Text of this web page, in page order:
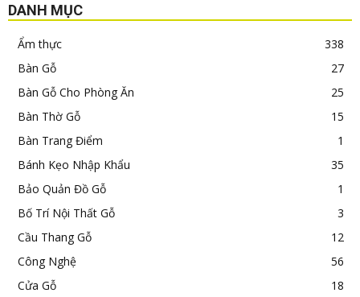
DANH MỤC
Ẩm thực
338
Bàn Gỗ
27
Bàn Gỗ Cho Phòng Ăn
25
Bàn Thờ Gỗ
15
Bàn Trang Điểm
1
Bánh Kẹo Nhập Khẩu
35
Bảo Quản Đồ Gỗ
1
Bố Trí Nội Thất Gỗ
3
Cầu Thang Gỗ
12
Công Nghệ
56
Cửa Gỗ
18